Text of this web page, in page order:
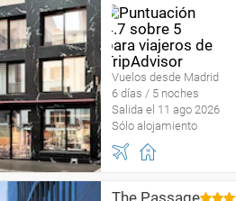
Vuelos desde Madrid
6 días / 5 noches
Salida el 11 ago 2026
Sólo alojamiento
The Passage